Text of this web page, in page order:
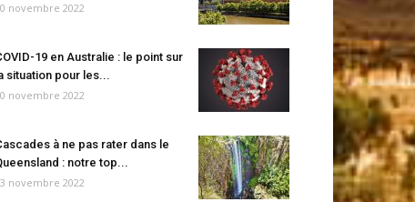
novembre 2022
19 en Australie : le point sur
situation pour les...
novembre 2022
à ne pas rater dans le
: notre top...
novembre 2022